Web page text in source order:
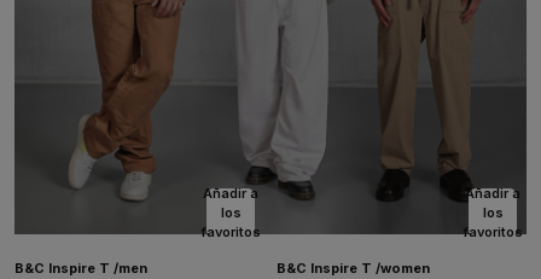
Añadir a
los
favoritos
B&C Inspire T /men
Añadir a
los
favoritos
B&C Inspire T /women